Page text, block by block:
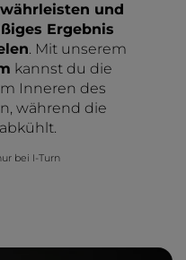
und
Ergebnis
. Mit unserem
kannst du die
Inneren des
während die
bei I-Turn